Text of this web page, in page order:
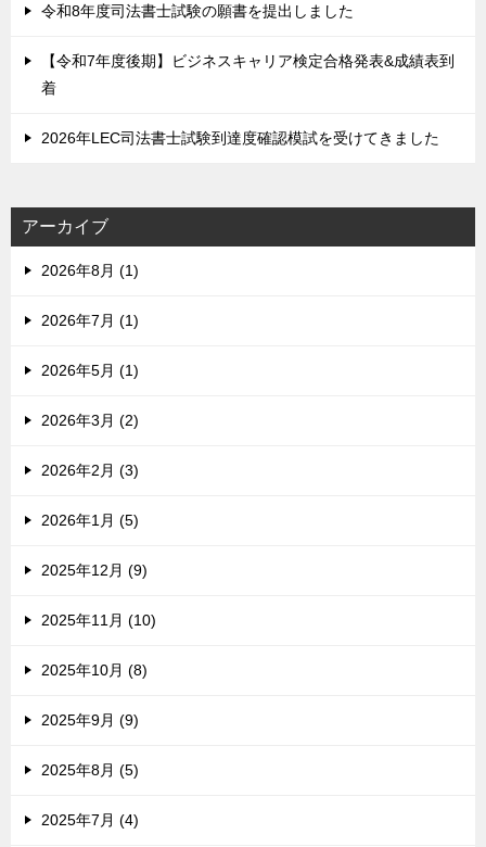
令和8年度司法書士試験の願書を提出しました
【令和7年度後期】ビジネスキャリア検定合格発表&成績表到
着
2026年LEC司法書士試験到達度確認模試を受けてきました
アーカイブ
2026年8月 (1)
2026年7月 (1)
2026年5月 (1)
2026年3月 (2)
2026年2月 (3)
2026年1月 (5)
2025年12月 (9)
2025年11月 (10)
2025年10月 (8)
2025年9月 (9)
2025年8月 (5)
2025年7月 (4)